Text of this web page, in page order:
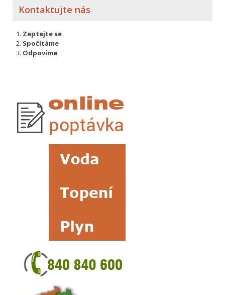
Kontaktujte nás
Zeptejte se
Spočítáme
Odpovíme